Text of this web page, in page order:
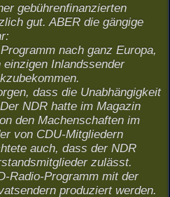
gebührenfinanzierten
gut. ABER die gängige
nach ganz Europa,
Inlandssender
dass die Unabhängigkeit
NDR hatte im Magazin
den Machenschaften im
von CDU-Mitgliedern
auch, dass der NDR
zulässt.
Radio-Programm mit der
produziert werden.